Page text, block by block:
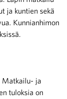
ja kuntien sekä
Kunnianhimon
Matkailu- ja
tuloksia on